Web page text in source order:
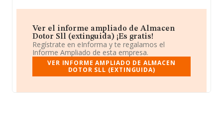
Ver el informe ampliado de Almacen
Dotor Sll (extinguida) ¡Es gratis!
Regístrate en eInforma y te regalamos el
Informe Ampliado de esta empresa.
VER INFORME AMPLIADO DE ALMACEN
DOTOR SLL (EXTINGUIDA)